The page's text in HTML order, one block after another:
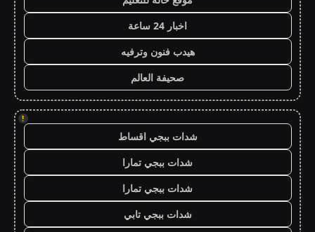
اخبار 24 ساعة
هيدب فنون وترفيه
صحيفة العالم
!
شدات ببجي اقساط
شدات ببجي تمارا
شدات ببجي تمارا
شدات ببجي تابي